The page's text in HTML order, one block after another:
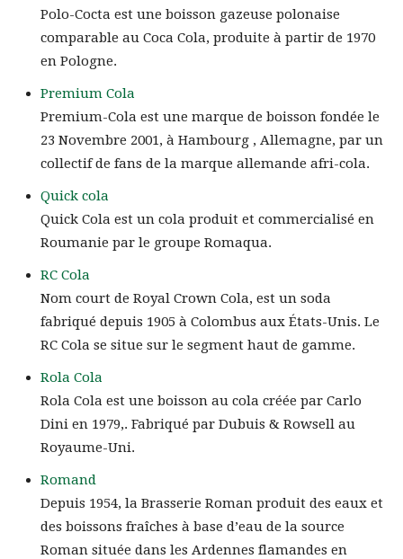
Polo-Cocta est une boisson gazeuse polonaise
comparable au Coca Cola, produite à partir de 1970
en Pologne.
Premium Cola
Premium-Cola est une marque de boisson fondée le
23 Novembre 2001, à Hambourg , Allemagne, par un
collectif de fans de la marque allemande afri-cola.
Quick cola
Quick Cola est un cola produit et commercialisé en
Roumanie par le groupe Romaqua.
RC Cola
Nom court de Royal Crown Cola, est un soda
fabriqué depuis 1905 à Colombus aux États-Unis. Le
RC Cola se situe sur le segment haut de gamme.
Rola Cola
Rola Cola est une boisson au cola créée par Carlo
Dini en 1979,. Fabriqué par Dubuis & Rowsell au
Royaume-Uni.
Romand
Depuis 1954, la Brasserie Roman produit des eaux et
des boissons fraîches à base d’eau de la source
Roman située dans les Ardennes flamandes en